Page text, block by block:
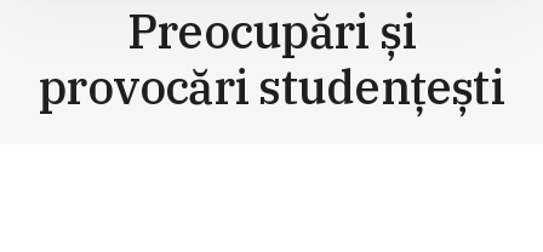
Preocupări și
provocări studențești